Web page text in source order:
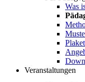
Was
Veranstaltungen